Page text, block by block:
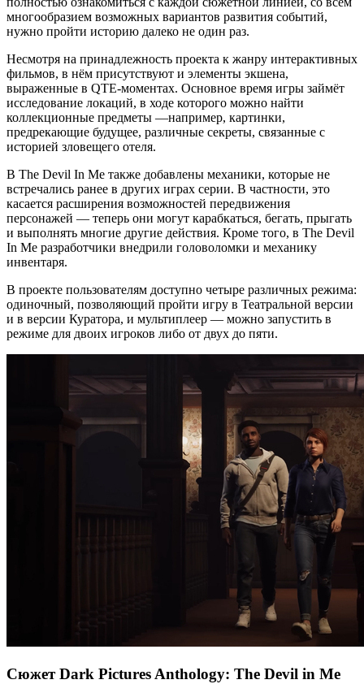
многообразием возможных вариантов развития событий,
нужно пройти историю далеко не один раз.
Несмотря на принадлежность проекта к жанру интерактивных
фильмов, в нём присутствуют и элементы экшена,
выраженные в QTE-моментах. Основное время игры займёт
исследование локаций, в ходе которого можно найти
коллекционные предметы —например, картинки,
предрекающие будущее, различные секреты, связанные с
историей зловещего отеля.
В The Devil In Me также добавлены механики, которые не
встречались ранее в других играх серии. В частности, это
касается расширения возможностей передвижения
персонажей — теперь они могут карабкаться, бегать, прыгать
и выполнять многие другие действия. Кроме того, в The Devil
In Me разработчики внедрили головоломки и механику
инвентаря.
В проекте пользователям доступно четыре различных режима:
одиночный, позволяющий пройти игру в Театральной версии
и в версии Куратора, и мультиплеер — можно запустить в
режиме для двоих игроков либо от двух до пяти.
Сюжет Dark Pictures Anthology: The Devil in Me